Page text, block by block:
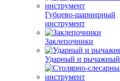
Губцево-шарнирный
инструмент
Заклепочники
Ударный и рычажный